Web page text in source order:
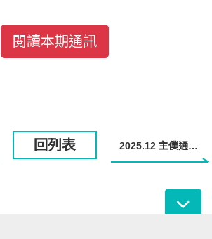
閱讀本期通訊
回列表 2025.12 主僕通訊出刊了！